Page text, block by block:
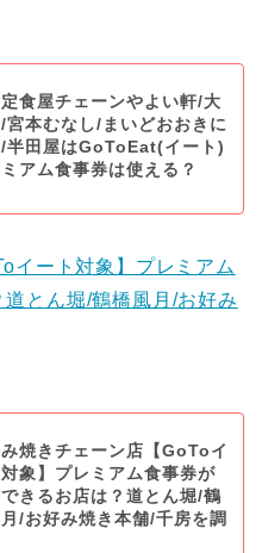
食屋チェーンやよい軒/大
/宮本むなし/まいどおおきに
半田屋はGoToEat(イート)
アム食事券は使える？
イート対象】プレミアム
とん堀/鶴橋風月/お好み
焼きチェーン店【GoToイ
象】プレミアム食事券が
きるお店は？道とん堀/鶴
/お好み焼き本舗/千房を調